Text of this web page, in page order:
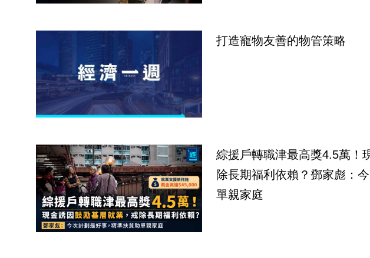
打造寵物友善的物管策略
綜援戶轉職津最高獎4.5萬！
除長期福利依賴？鄧家彪：
單親家庭